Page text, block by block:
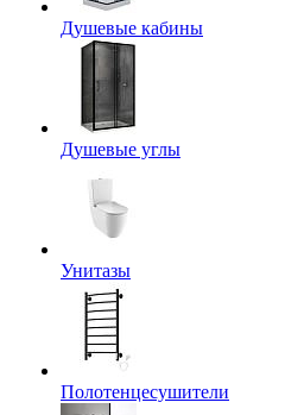
Душевые кабины
Душевые углы
Унитазы
Полотенцесушители